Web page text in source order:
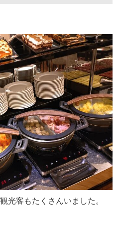
光客もたくさんいました。